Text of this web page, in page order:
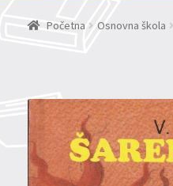
Početna Osnovna škola